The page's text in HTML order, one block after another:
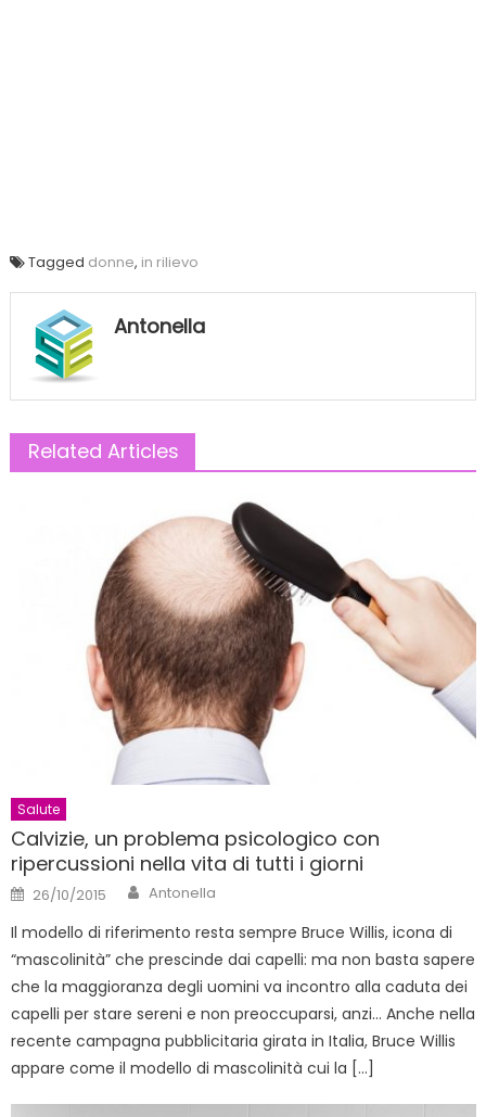
Tagged donne, in rilievo
Antonella
Related Articles
Salute
Calvizie, un problema psicologico con
ripercussioni nella vita di tutti i giorni
Posted
on
26/10/2015 Author
Antonella
Il modello di riferimento resta sempre Bruce Willis, icona di
“mascolinità” che prescinde dai capelli: ma non basta sapere
che la maggioranza degli uomini va incontro alla caduta dei
capelli per stare sereni e non preoccuparsi, anzi… Anche nella
recente campagna pubblicitaria girata in Italia, Bruce Willis
appare come il modello di mascolinità cui la […]